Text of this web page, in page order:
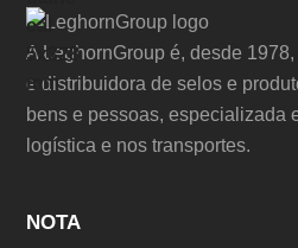
A LeghornGroup é, desde
e distribuidora de selos e
bens e pessoas, especializada
logística e nos transportes.
NOTA